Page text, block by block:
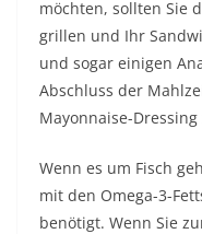
möchten, sollten Sie
grillen und Ihr
und sogar einigen
Abschluss der
Mayonnaise-
Wenn es um Fisch
mit den Omega-3-
benötigt. Wenn Sie